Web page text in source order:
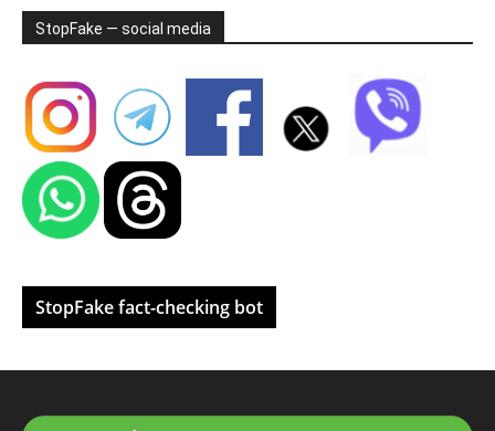
StopFake — social media
StopFake fact-checking bot